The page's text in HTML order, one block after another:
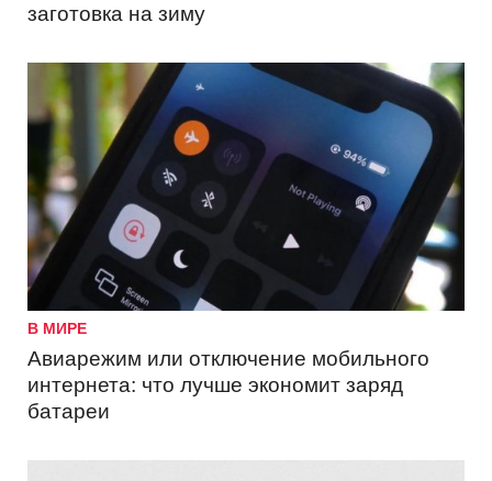
заготовка на зиму
В МИРЕ
Авиарежим или отключение мобильного
интернета: что лучше экономит заряд
батареи